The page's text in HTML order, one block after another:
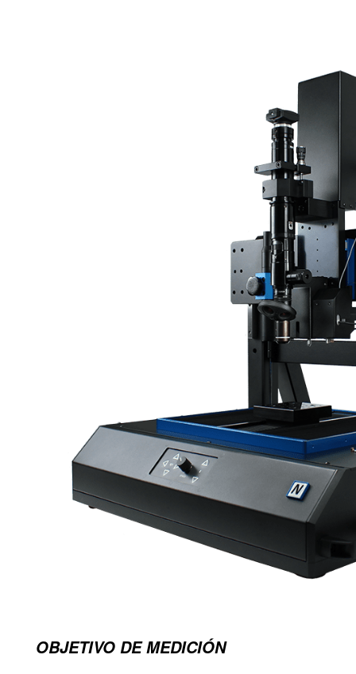
OBJETIVO DE MEDICIÓN